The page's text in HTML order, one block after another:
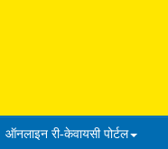
ऑनलाइन री-केवायसी पोर्टल